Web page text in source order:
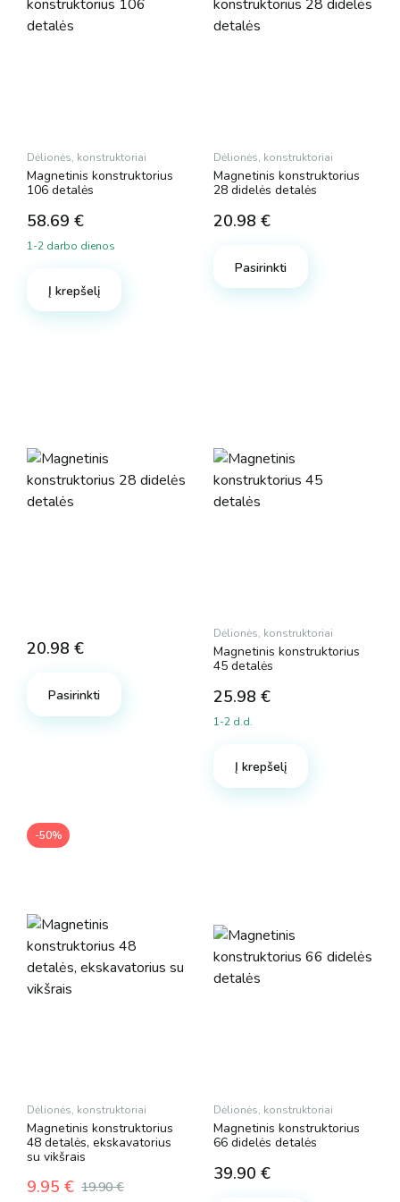
Dėlionės, konstruktoriai
Magnetinis konstruktorius
106 detalės
58.69 €
1-2 darbo dienos
Į krepšelį
Dėlionės, konstruktoriai
Magnetinis konstruktorius
28 didelės detalės
20.98 €
Pasirinkti
20.98 €
Pasirinkti
Dėlionės, konstruktoriai
Magnetinis konstruktorius
45 detalės
25.98 €
1-2 d.d.
Į krepšelį
-50%
Dėlionės, konstruktoriai
Magnetinis konstruktorius
48 detalės, ekskavatorius
su vikšrais
19.90€
9.95 €
Dėlionės, konstruktoriai
Magnetinis konstruktorius
66 didelės detalės
39.90 €